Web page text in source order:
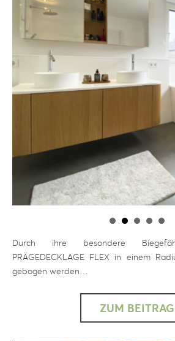
Durch ihre besondere
PRÄGEDECKLAGE FLEX in einem
gebogen werden…
ZUM BEITRAG